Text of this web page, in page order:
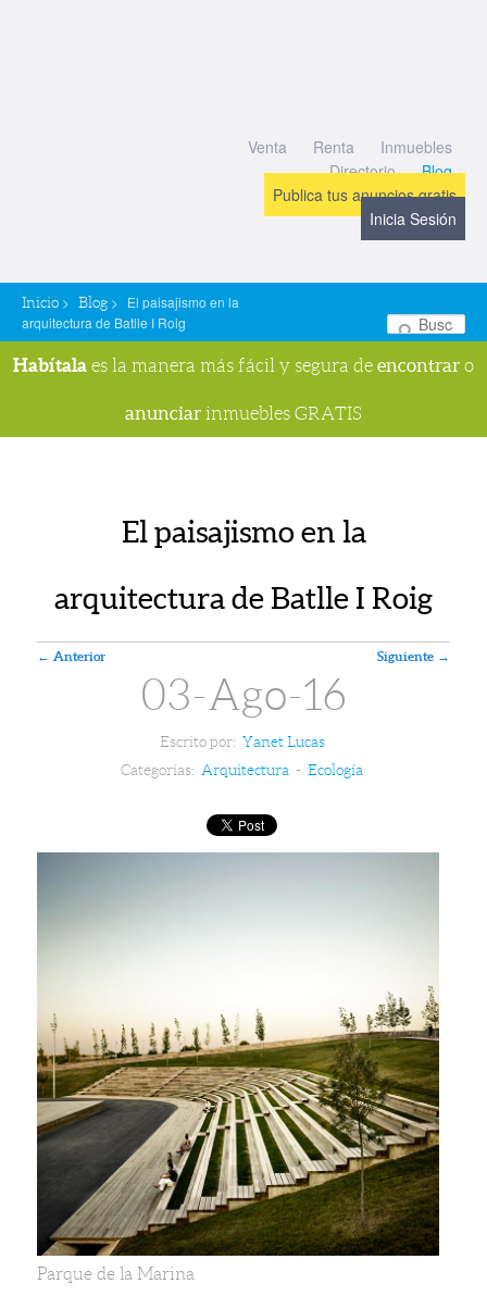
Venta Renta
Inmuebles
Directorio
Blog
Publica tus anuncios gratis
Inicia Sesión
Inicio > Blog > El paisajismo en la
arquitectura de Batlle I Roig
Habítala es la manera más fácil y segura de encontrar o
anunciar inmuebles GRATIS
El paisajismo en la
arquitectura de Batlle I Roig
Navegador de artículos
← Anterior Siguiente →
03-Ago-16
Escrito por: Yanet Lucas
Categorías: Arquitectura - Ecología
Parque de la Marina